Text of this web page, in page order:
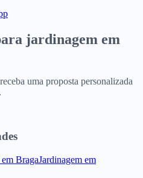
jardinagem em
uma proposta personalizada
em BragaJardinagem em